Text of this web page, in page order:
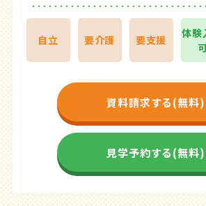
自立 要介護 要支援
体験
資料請求する(無料)
見学予約する(無料)